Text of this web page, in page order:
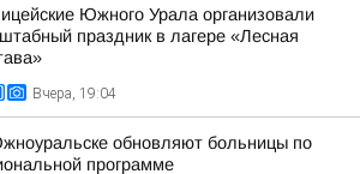
Южного Урала организовали
праздник в лагере «Лесная
Вчера, 19:04
обновляют больницы по
программе